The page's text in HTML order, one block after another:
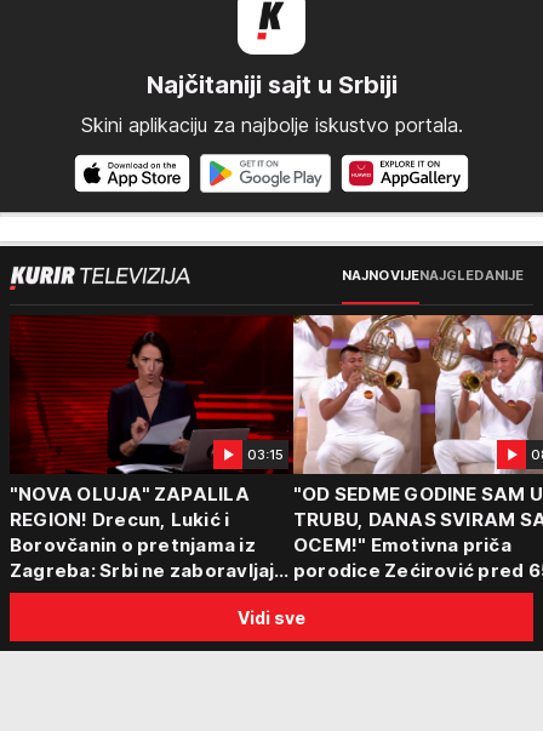
Najčitaniji sajt u Srbiji
Skini aplikaciju za najbolje iskustvo portala.
NAJNOVIJENAJGLEDANIJE
03:15
"NOVA OLUJA" ZAPALILA
REGION! Drecun, Lukić i
Borovčanin o pretnjama iz
Zagreba: Srbi ne zaboravljaju
progon
"OD SEDME GODINE SAM
TRUBU, DANAS SVIRAM
OCEM!" Emotivna priča
porodice Zećirović pred
Sabor trubača u Guči
Vidi sve